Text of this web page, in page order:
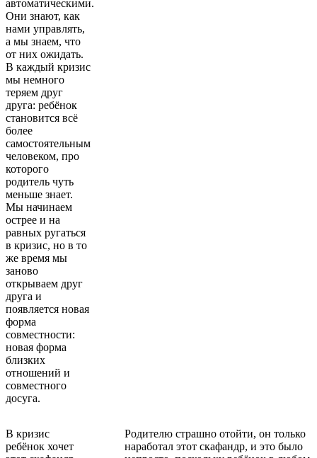
автоматическими.
Они знают, как
нами управлять,
а мы знаем, что
от них ожидать.
В каждый кризис
мы немного
теряем друг
друга: ребёнок
становится всё
более
самостоятельным
человеком, про
которого
родитель чуть
меньше знает.
Мы начинаем
острее и на
равных ругаться
в кризис, но в то
же время мы
заново
открываем друг
друга и
появляется новая
форма
совместности:
новая форма
близких
отношений и
совместного
досуга.
В кризис
ребёнок хочет
Родителю страшно отойти, он только
наработал этот скафандр, и это было